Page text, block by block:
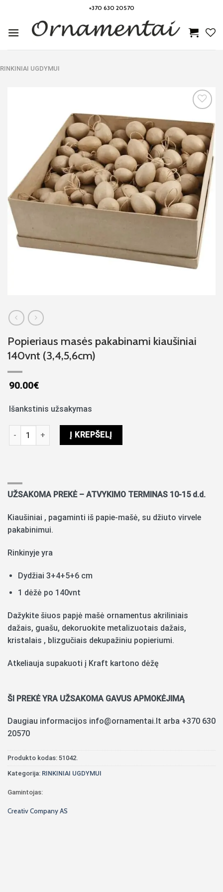
content
+370 630 20570
RINKINIAI UGDYMUI
Noriu!
Popieriaus masės pakabinami kiaušiniai
140vnt (3,4,5,6cm)
90.00€
Išankstinis užsakymas
produkto kiekis: Popieriaus masės pakabinami kiaušiniai
Į KREPŠELĮ
UŽSAKOMA PREKĖ – ATVYKIMO TERMINAS 10-15 d.d.
Kiaušiniai , pagaminti iš papie-mašė, su džiuto virvele
pakabinimui.
Rinkinyje yra
Dydžiai 3+4+5+6 cm
1 dėžė po 140vnt
Dažykite šiuos papjė mašė ornamentus akriliniais
dažais, guašu, dekoruokite metalizuotais dažais,
kristalais , blizgučiais dekupažiniu popieriumi.
Atkeliauja supakuoti į Kraft kartono dėžę
ŠI PREKĖ YRA UŽSAKOMA GAVUS APMOKĖJIMĄ
Daugiau informacijos info@ornamentai.lt arba +370 630
20570
Produkto kodas: 51042.
Kategorija: RINKINIAI UGDYMUI
Gamintojas:
Creativ Company AS